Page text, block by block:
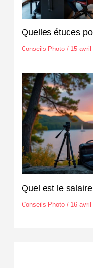
Quelles études
Conseils Photo/ 15 avril
Quel est le
Conseils Photo/ 16 avril